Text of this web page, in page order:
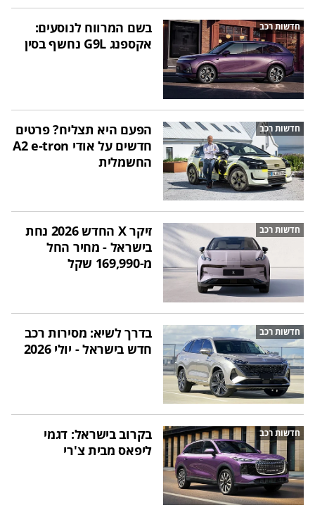
חדשות רכב
בשם המרווח לנוסעים:
אקספנג G9L נחשף בסין
חדשות רכב
הפעם היא תצליח? פרטים
חדשים על אודי A2 e-tron
החשמלית
חדשות רכב
זיקר X החדש 2026 נחת
בישראל - מחיר החל
מ-169,990 שקל
חדשות רכב
בדרך לשיא: מסירות רכב
חדש בישראל - יולי 2026
חדשות רכב
בקרוב בישראל: דגמי
ליפאס מבית צ'רי